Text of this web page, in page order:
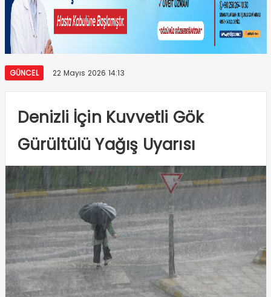
GÜNCEL 22 Mayıs 2026 14:13
Denizli İçin Kuvvetli Gök
Gürültülü Yağış Uyarısı